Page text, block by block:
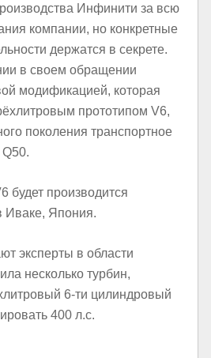
Инфинити за всю
компании, но конкретные
держатся в секрете.
в своем обращении
модификацией, которая
прототипом V6,
поколения транспортное
будет производится
Иваке, Япония.
эксперты в области
несколько турбин,
6-ти цилиндровый
400 л.с.